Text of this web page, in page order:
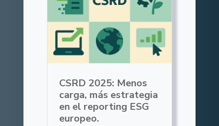
CSRD 2025: Menos
carga, más estrategia
en el reporting ESG
europeo.